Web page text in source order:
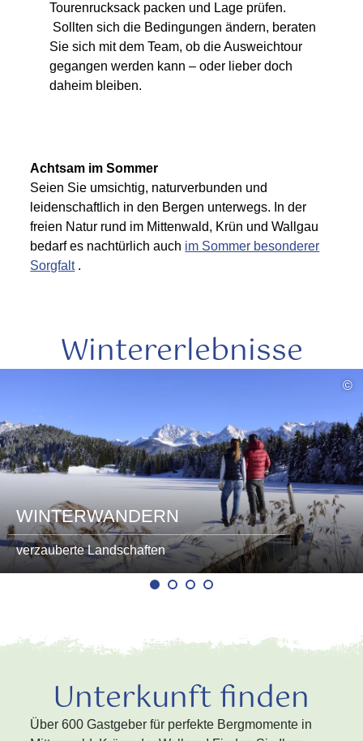
Tourenrucksack packen und Lage prüfen.
Sollten sich die Bedingungen ändern, beraten
Sie sich mit dem Team, ob die Ausweichtour
gegangen werden kann – oder lieber doch
daheim bleiben.
Achtsam im Sommer
Seien Sie umsichtig, naturverbunden und
leidenschaftlich in den Bergen unterwegs. In der
freien Natur rund im Mittenwald, Krün und Wallgau
bedarf es nachtürlich auch im Sommer besonderer
Sorgfalt.
Wintererlebnisse
©
WINTERWANDERN
verzauberte Landschaften
Unterkunft finden
Über 600 Gastgeber für perfekte Bergmomente in